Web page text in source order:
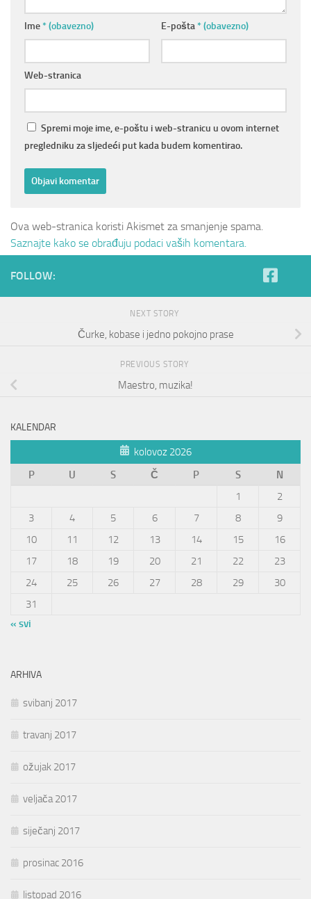
Ime* (obavezno) E-pošta* (obavezno)
Web-stranica
Spremi moje ime, e-poštu i web-stranicu u ovom internet
pregledniku za sljedeći put kada budem komentirao.
Ova web-stranica koristi Akismet za smanjenje spama.
Saznajte kako se obrađuju podaci vaših komentara.
FOLLOW:
NEXT STORY
Čurke, kobase i jedno pokojno prase
PREVIOUS STORY
Maestro, muzika!
KALENDAR
kolovoz 2026
P
U S Č P S
N
1
2
3
4 5 6 7 8
9
10
11 12 13 14 15
16
17
18 19 20 21 22
23
24
25 26 27 28 29
30
31
« svi
ARHIVA
svibanj 2017
travanj 2017
ožujak 2017
veljača 2017
siječanj 2017
prosinac 2016
listopad 2016